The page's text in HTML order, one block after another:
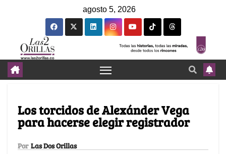
agosto 5, 2026
Los torcidos de Alexánder Vega
para hacerse elegir registrador
Por Las Dos Orillas